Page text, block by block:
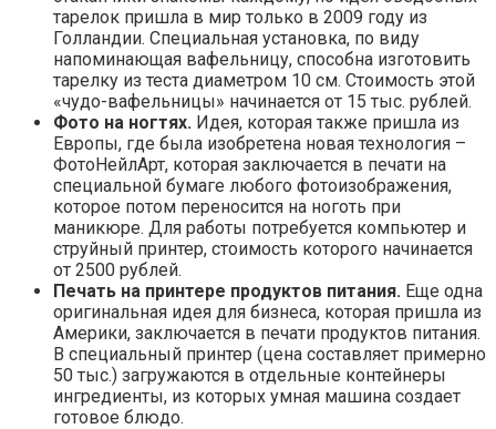
тарелок пришла в мир только в 2009 году из
Голландии. Специальная установка, по виду
напоминающая вафельницу, способна изготовить
тарелку из теста диаметром 10 см. Стоимость этой
«чудо-вафельницы» начинается от 15 тыс. рублей.
Фото на ногтях. Идея, которая также пришла из
Европы, где была изобретена новая технология –
ФотоНейлАрт, которая заключается в печати на
специальной бумаге любого фотоизображения,
которое потом переносится на ноготь при
маникюре. Для работы потребуется компьютер и
струйный принтер, стоимость которого начинается
от 2500 рублей.
Печать на принтере продуктов питания. Еще одна
оригинальная идея для бизнеса, которая пришла из
Америки, заключается в печати продуктов питания.
В специальный принтер (цена составляет примерно
50 тыс.) загружаются в отдельные контейнеры
ингредиенты, из которых умная машина создает
готовое блюдо.